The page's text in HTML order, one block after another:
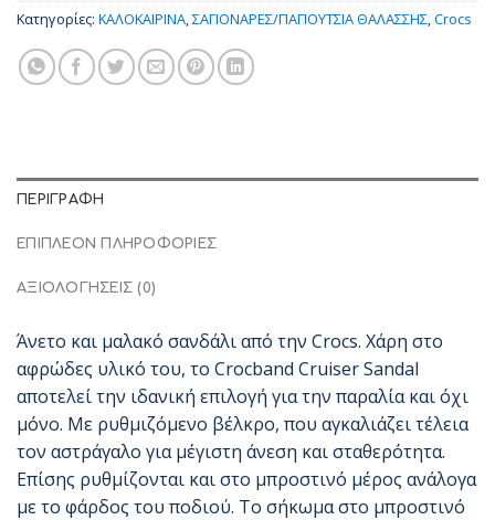
Κατηγορίες: ΚΑΛΟΚΑΙΡΙΝΑ ΣΑΓΙΟΝΑΡΕΣ/ΠΑΠΟΥΤΣΙΑ ΘΑΛΑΣΣΗΣ Crocs
ΠΕΡΙΓΡΑΦΉ
ΕΠΙΠΛΈΟΝ ΠΛΗΡΟΦΟΡΊΕΣ
ΑΞΙΟΛΟΓΉΣΕΙΣ (0)
Άνετο και μαλακό σανδάλι από την Crocs. Χάρη στο
αφρώδες υλικό του, το Crocband Cruiser Sandal
αποτελεί την ιδανική επιλογή για την παραλία και όχι
μόνο. Με ρυθμιζόμενο βέλκρο, που αγκαλιάζει τέλεια
τον αστράγαλο για μέγιστη άνεση και σταθερότητα.
Επίσης ρυθμίζονται και στο μπροστινό μέρος ανάλογα
με το φάρδος του ποδιού. Το σήκωμα στο μπροστινό